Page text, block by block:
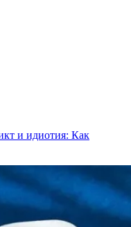
и идиотия: Как